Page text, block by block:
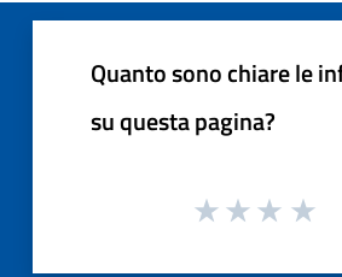
Quanto sono chiare le
su questa pagina?